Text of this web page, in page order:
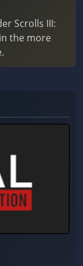
Scrolls III:
the more